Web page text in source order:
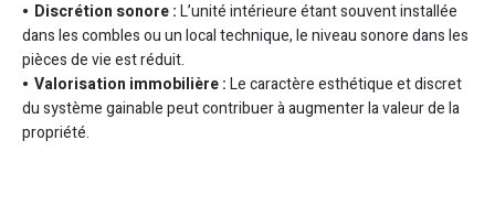
Discrétion sonore :L’unité intérieure étant souvent installée
dans les combles ou un local technique, le niveau sonore dans les
pièces de vie est réduit.
Valorisation immobilière :Le caractère esthétique et discret
du système gainable peut contribuer à augmenter la valeur de la
propriété.